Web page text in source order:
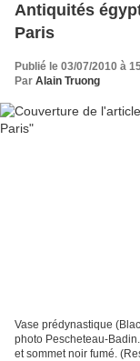
Antiquités
Paris
Publié le 03/07/2010 à
Par Alain Truong
Vase prédynastique
photo Pescheteau-
et sommet noir fumé.